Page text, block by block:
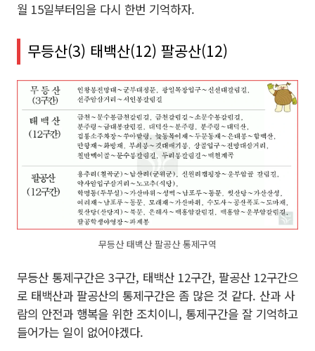
월 15일부터임을 다시 한번 기억하자.
무등산(3) 태백산(12) 팔공산(12)
무등산 태백산 팔공산 통제구역
무등산 통제구간은 3구간, 태백산 12구간, 팔공산 12구간으
로 태백산과 팔공산의 통제구간은 좀 많은 것 같다. 산과 사
람의 안전과 행복을 위한 조치이니, 통제구간을 잘 기억하고
들어가는 일이 없어야겠다.